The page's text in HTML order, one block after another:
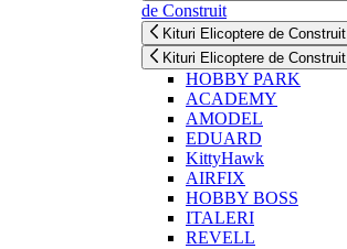
de Construit
Kituri Elicoptere de Construit
Kituri Elicoptere de Construit
HOBBY PARK
ACADEMY
AMODEL
EDUARD
KittyHawk
AIRFIX
HOBBY BOSS
ITALERI
REVELL